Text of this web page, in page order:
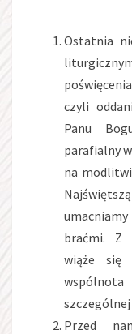
Ostatnia
czyli
Panu
parafialny
na
braćmi. Z
wiąże się
szczególnej
Przed